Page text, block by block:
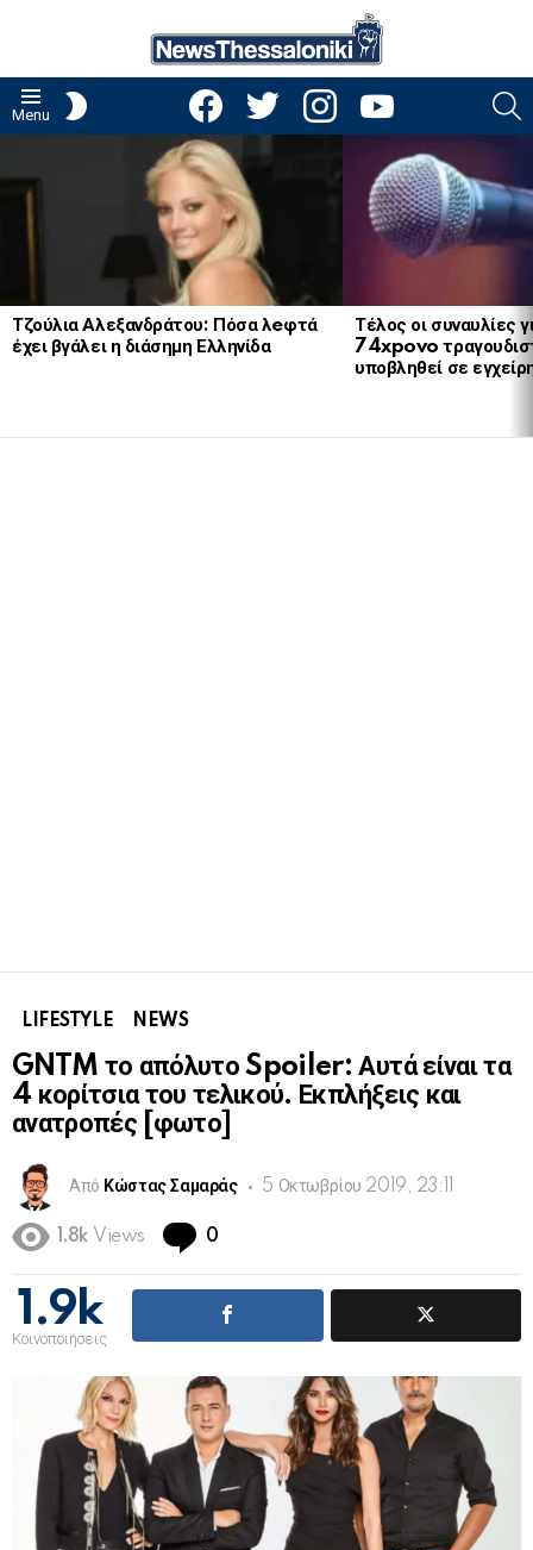
Menu
facebooktwitter instagramyoutube
Τζούλια Αλεξανδράτου: Πόσα λeφτά
έχει βγάλει η διάσημη Ελληνίδα
Τέλος οι συναυλίες
74xpovo
υποβληθεί σε
LIFESTYLE NEWS
GNTM το απόλυτο Spoiler: Αυτά είναι τα
4 κορίτσια του τελικού. Εκπλήξεις και
ανατροπές [φωτο]
Από Κώστας Σαμαράς 5 Οκτωβρίου 2019, 23:11
1.8k Views 0
1.9k
Κοινοποιήσεις